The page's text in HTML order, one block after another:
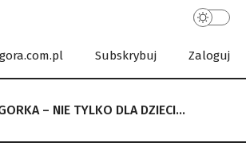
Subskrybuj Zaloguj
– NIE TYLKO DLA DZIECI…